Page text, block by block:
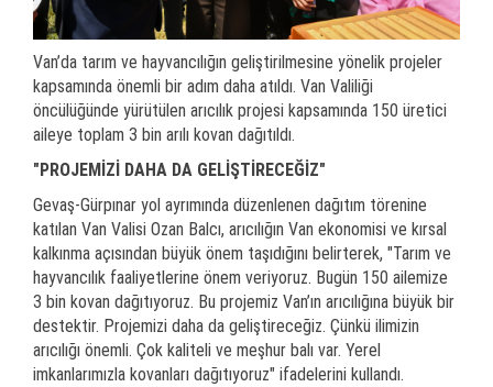
Van’da tarım ve hayvancılığın geliştirilmesine yönelik projeler
kapsamında önemli bir adım daha atıldı. Van Valiliği
öncülüğünde yürütülen arıcılık projesi kapsamında 150 üretici
aileye toplam 3 bin arılı kovan dağıtıldı.
"PROJEMİZİ DAHA DA GELİŞTİRECEĞİZ"
Gevaş-Gürpınar yol ayrımında düzenlenen dağıtım törenine
katılan Van Valisi Ozan Balcı, arıcılığın Van ekonomisi ve kırsal
kalkınma açısından büyük önem taşıdığını belirterek, "Tarım ve
hayvancılık faaliyetlerine önem veriyoruz. Bugün 150 ailemize
3 bin kovan dağıtıyoruz. Bu projemiz Van’ın arıcılığına büyük bir
destektir. Projemizi daha da geliştireceğiz. Çünkü ilimizin
arıcılığı önemli. Çok kaliteli ve meşhur balı var. Yerel
imkanlarımızla kovanları dağıtıyoruz" ifadelerini kullandı.